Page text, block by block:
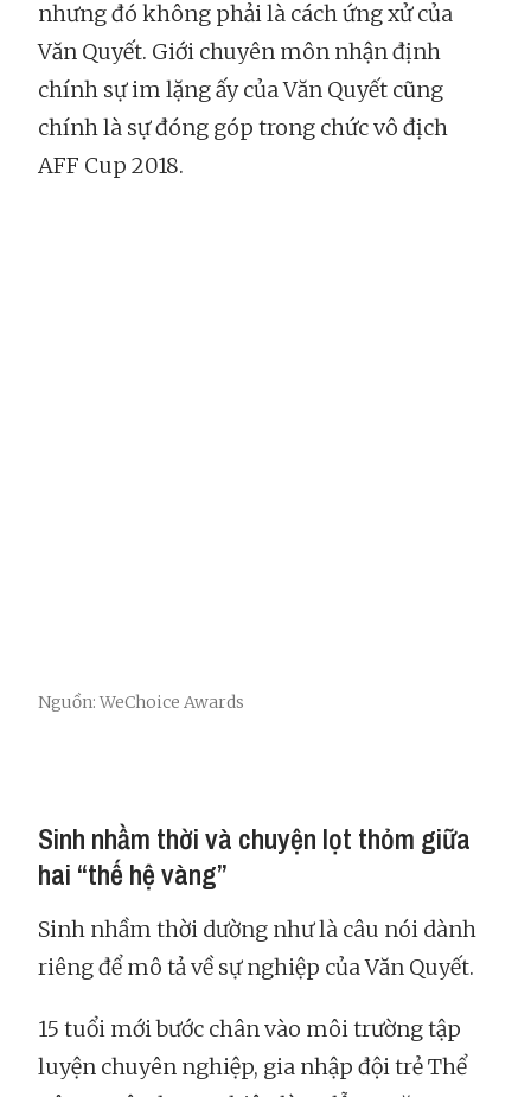
nhưng đó không phải là cách ứng xử của
Văn Quyết. Giới chuyên môn nhận định
chính sự im lặng ấy của Văn Quyết cũng
chính là sự đóng góp trong chức vô địch
AFF Cup 2018.
Nguồn: WeChoice Awards
Sinh nhầm thời và chuyện lọt thỏm giữa
hai “thế hệ vàng”
Sinh nhầm thời dường như là câu nói dành
riêng để mô tả về sự nghiệp của Văn Quyết.
15 tuổi mới bước chân vào môi trường tập
luyện chuyên nghiệp, gia nhập đội trẻ Thể